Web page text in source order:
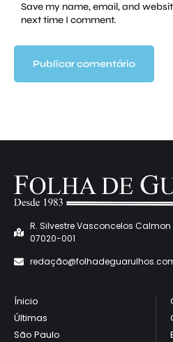
Save my name, email, and
next time I comment.
R. Silvestre Vasconcelos Calmon
07020-001
redaçã
Ínicio
Últimas
São Paulo